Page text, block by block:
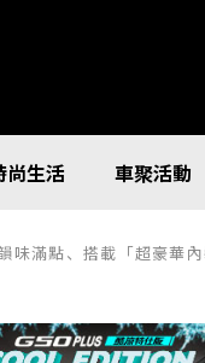
尚生活 車聚活動
著昭和時代氛圍的「Mira e:S」純正原